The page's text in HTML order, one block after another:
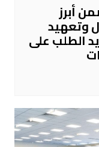
أبرز
وتعهيد
الطلب على